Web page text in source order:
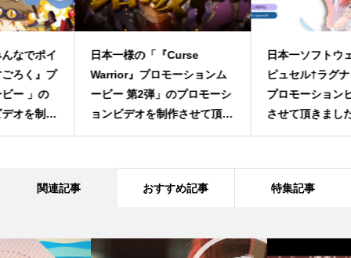
日本一様の「『Curse
Warrior』プロモーションム
ービー 第2弾」のプロモーシ
ョンビデオを制作させて頂き
ました
日本一ソフトウェア様『ラ・
ピュセル†ラグナロック』の
プロモーションビデオを制作
させて頂きました！
関連記事 おすすめ記事 特集記事